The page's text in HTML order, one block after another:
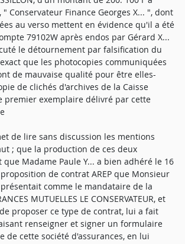
Conservateur Finance Georges X... ", dont
au verso mettent en évidence qu'il a été
79102W après endos par Gérard X...
le détournement par falsification du
que les photocopies communiquées
de mauvaise qualité pour être elles-
de clichés d'archives de la Caisse
premier exemplaire délivré par cette
de lire sans discussion les mentions
; que la production de ces deux
Madame Paule Y... a bien adhéré le 16
de contrat AREP que Monsieur
comme le mandataire de la
MUTUELLES LE CONSERVATEUR, et
proposer ce type de contrat, lui a fait
renseigner et signer un formulaire
de cette société d'assurances, en lui